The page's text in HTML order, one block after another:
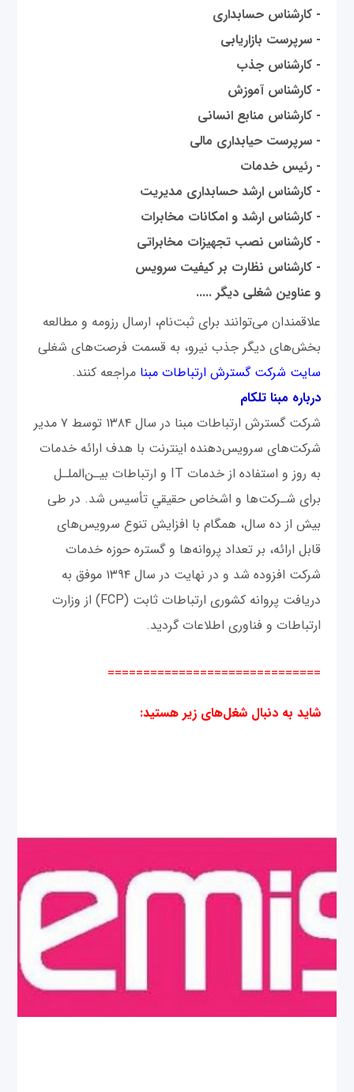
- کارشناس حسابداری
- سرپرست بازاریابی
- کارشناس جذب
- کارشناس آموزش
- کارشناس منابع انسانی
- سرپرست حیابداری مالی
- رئیس خدمات
- کارشناس ارشد حسابداری مدیریت
- کارشناس ارشد و امکانات مخابرات
- کارشناس نصب تجهیزات مخابراتی
- کارشناس نظارت بر کیفیت سرویس
و عناوین شغلی دیگر .....
علاقمندان می‌توانند برای ثبت‌نام، ارسال رزومه و مطالعه
بخش‌های دیگر جذب نیرو، به قسمت فرصت‌‌های شغلی
سایت شرکت گسترش ارتباطات مبنامراجعه کنند.
درباره مبنا تلکام
شرکت گسترش ارتباطات مبنا در سال ۱۳۸۴ توسط ۷ مدیر
شرکت‌های سرویس‌دهنده اینترنت با هدف ارائه خدمات
به روز و استفاده از خدمات IT و ارتباطات بيـن‌الملـل
برای شـرکت‌ها و اشخاص حقيقي تأسیس شد. در طی
بیش از ده سال، همگام با افزایش تنوع سرویس‌های
قابل ارائه، بر تعداد پروانه‌ها و گستره حوزه خدمات
شرکت افزوده شد و در نهایت در سال ۱۳۹۴ موفق به
دریافت پروانه کشوری ارتباطات ثابت (FCP) از وزارت
ارتباطات و فناوری اطلاعات گردید.
==============================
شاید به دنبال شغل‌های زیر هستید: